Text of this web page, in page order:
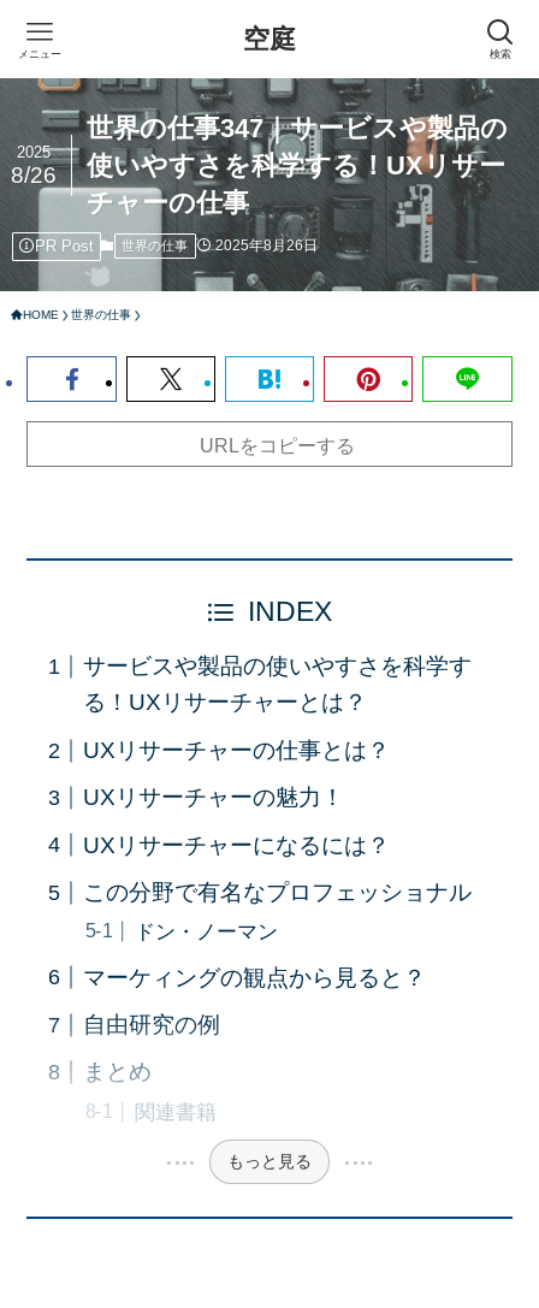
空庭 検索
メニュー
世界の仕事347｜サービスや製品の
使いやすさを科学する！UXリサー
チャーの仕事
2025
8/26
PR Post 世界の仕事 2025年8月26日
HOME 世界の仕事
URLをコピーする
INDEX
サービスや製品の使いやすさを科学す
る！UXリサーチャーとは？
UXリサーチャーの仕事とは？
UXリサーチャーの魅力！
UXリサーチャーになるには？
この分野で有名なプロフェッショナル
ドン・ノーマン
マーケィングの観点から見ると？
自由研究の例
まとめ
関連書籍
もっと見る